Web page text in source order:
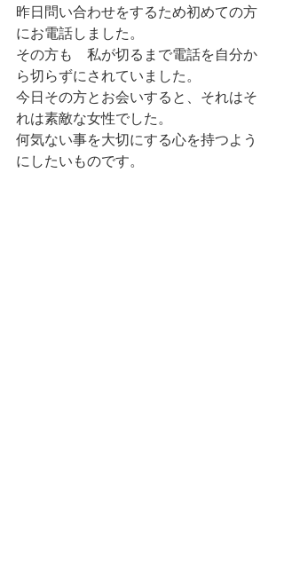
昨日問い合わせをするため初めての方
にお電話しました。
その方も　私が切るまで電話を自分か
ら切らずにされていました。
今日その方とお会いすると、それはそ
れは素敵な女性でした。
何気ない事を大切にする心を持つよう
にしたいものです。